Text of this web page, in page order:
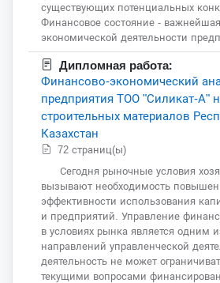
существующих потенциальных
Финансовое состояние - важнейшая
экономической деятельности
Дипломная работа:
Финансово-экономический
предприятия ТОО "Силикат-А"
строительных материалов
Казахстан
72 страниц(ы)
Сегодня рыночные условия
вызывают необходимость
эффективности использования
и предприятий. Управление
в условиях рынка является одним
направлений управленческой
деятельность не может
текущими вопросами